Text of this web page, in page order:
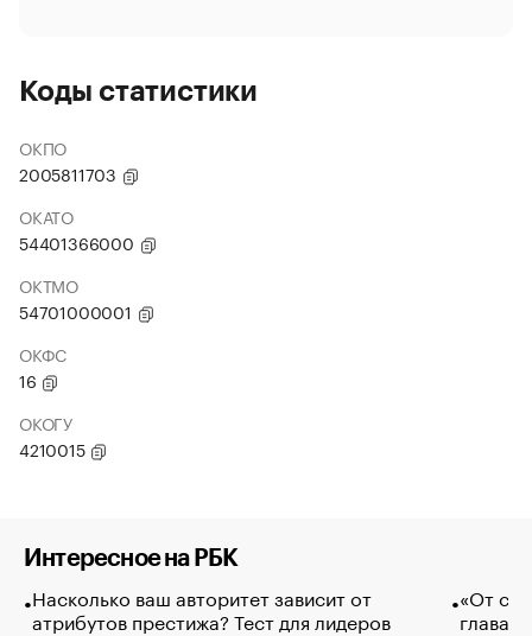
Коды статистики
ОКПО
2005811703
ОКАТО
54401366000
ОКТМО
54701000001
ОКФС
16
ОКОГУ
4210015
Интересное на РБК
Насколько ваш авторитет зависит от
атрибутов престижа? Тест для лидеров
«От
глава